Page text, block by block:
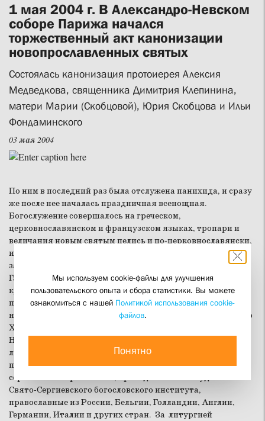
1 мая 2004 г. В Александро-Невском
соборе Парижа начался
торжественный акт канонизации
новопрославленных святых
Состоялась канонизация протоиерея Алексия
Медведкова, священника Димитрия Клепинина,
матери Марии (Скобцовой), Юрия Скобцова и Ильи
Фондаминского
03 мая 2004
По ним в последний раз была отслужена панихида, и сразу
же после нее началась праздничная всенощная.
Богослужение совершалось на греческом,
церковнославянском и французском языках, тропари и
величания новым святым пелись и по-церковнославянски,
и по-французски. После окончания службы архиепископ
западноевропейских русских православных церквей
Гавриил (де Вильдер) обратился к присутствующим с
кратким словом. В нем он подчеркнул, что те, кто
прославляется сегодня, являют собою пример, дающий
нам основание задуматься о нашей сегодняшней жизни во
Христе.
На следующий день празднование продолжилось на
литургии, в которой приняли участие представители
поместных православных церквей – русской, румынской,
сербской и американской, преподаватели и студенты
Свято-Сергиевского богословского института,
православные из России, Бельгии, Голландии, Англии,
Германии, Италии и других стран. За литургией
Мы используем cookie-файлы для улучшения
пользовательского опыта и сбора статистики. Вы можете
ознакомиться с нашей Политикой использования cookie-
файлов.
Понятно